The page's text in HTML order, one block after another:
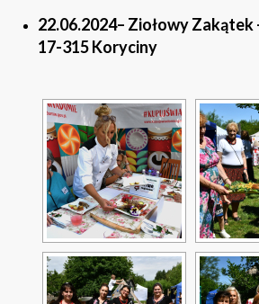
22.06.2024– Ziołowy Zakątek
17-315 Koryciny